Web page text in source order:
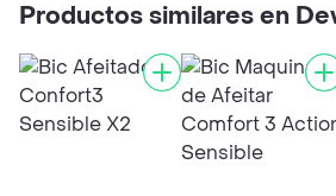
Productos similares en